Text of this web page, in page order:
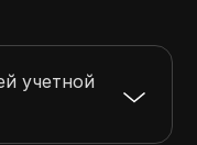
учетной